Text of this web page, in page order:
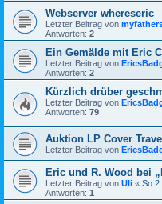
Webserver whereseric
Letzter Beitrag von
Antworten: 2
Ein Gemälde mit Eric
Letzter Beitrag von
Antworten: 2
Kürzlich drüber
Letzter Beitrag von
Antworten: 79
Auktion LP Cover
Letzter Beitrag von
Eric und R. Wood bei
Letzter Beitrag von Uli « So
Antworten: 1